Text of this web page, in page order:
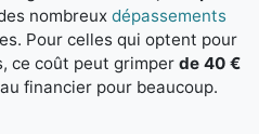
nombreux dépassements
Pour celles qui optent pour
ce coût peut grimper de 40 €
financier pour beaucoup.